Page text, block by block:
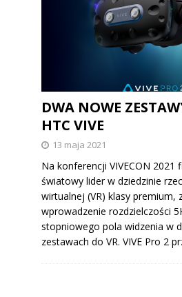
DWA NOWE
HTC VIVE
13 maja 2021
Na konferencji VIVECON 2021
światowy lider w dziedzinie
wirtualnej (VR) klasy premium,
wprowadzenie rozdzielczości
stopniowego pola widzenia w
zestawach do VR. VIVE Pro 2